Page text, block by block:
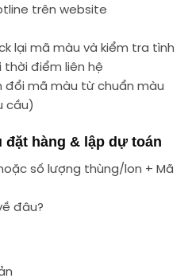
trên website
lại mã màu và kiểm tra tình
thời điểm liên hệ
đổi mã màu từ chuẩn màu
cầu)
hàng & lập dự toán
số lượng thùng/lon + Mã
đâu?